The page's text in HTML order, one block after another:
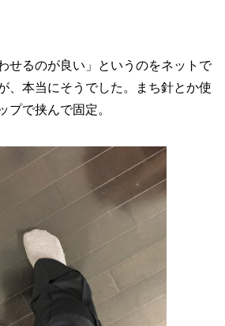
せるのが良い」というのをネットで
、本当にそうでした。まち針とか使
プで挟んで固定。